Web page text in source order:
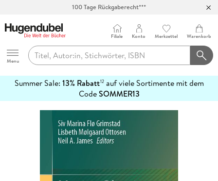
100 Tage Rückgaberecht***
Hugendubel
Menu
Filiale Konto Merkzettel Warenkorb
Summer Sale: 13% Rabatt12auf viele Sortimente mit dem
CodeSOMMER13
erfahren